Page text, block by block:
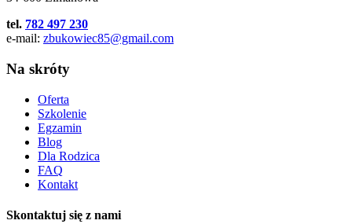
tel. 782 497 230
e-mail: zbukowiec85@gmail.com
Na skróty
Oferta
Szkolenie
Egzamin
Blog
Dla Rodzica
FAQ
Kontakt
Skontaktuj się z nami